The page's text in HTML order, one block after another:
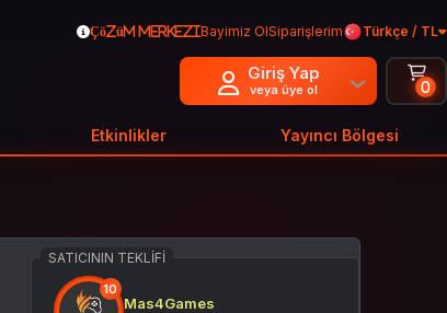
Çözüm MerkeziBayimiz OlSiparişlerim Türkçe / TL
Giriş Yap
veya üye ol 0
Etkinlikler Yayıncı Bölgesi
SATICININ TEKLIFI
10
Mas4Games